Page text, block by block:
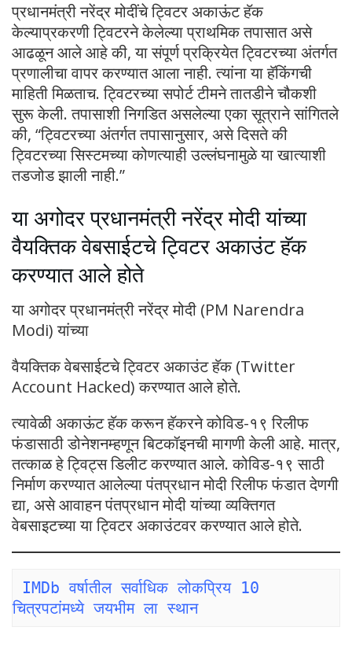
प्रधानमंत्री नरेंद्र मोदींचे ट्विटर अकाऊंट हॅक
केल्याप्रकरणी ट्विटरने केलेल्या प्राथमिक तपासात असे
आढळून आले आहे की, या संपूर्ण प्रक्रियेत ट्विटरच्या अंतर्गत
प्रणालीचा वापर करण्यात आला नाही. त्यांना या हॅकिंगची
माहिती मिळताच. ट्विटरच्या सपोर्ट टीमने तातडीने चौकशी
सुरू केली. तपासाशी निगडित असलेल्या एका सूत्राने सांगितले
की, “ट्विटरच्या अंतर्गत तपासानुसार, असे दिसते की
ट्विटरच्या सिस्टमच्या कोणत्याही उल्लंघनामुळे या खात्याशी
तडजोड झाली नाही.”
या अगोदर प्रधानमंत्री नरेंद्र मोदी यांच्या
वैयक्तिक वेबसाईटचे ट्विटर अकाउंट हॅक
करण्यात आले होते
या अगोदर प्रधानमंत्री नरेंद्र मोदी (PM Narendra
Modi) यांच्या
वैयक्तिक वेबसाईटचे ट्विटर अकाउंट हॅक (Twitter
Account Hacked) करण्यात आले होते.
त्यावेळी अकाऊंट हॅक करून हॅकरने कोविड-१९ रिलीफ
फंडासाठी डोनेशनम्हणून बिटकॉइनची मागणी केली आहे. मात्र,
तत्काळ हे ट्विट्स डिलीट करण्यात आले. कोविड-१९ साठी
निर्माण करण्यात आलेल्या पंतप्रधान मोदी रिलीफ फंडात देणगी
द्या, असे आवाहन पंतप्रधान मोदी यांच्या व्यक्तिगत
वेबसाइटच्या या ट्विटर अकाउंटवर करण्यात आले होते.
IMDb वर्षातील सर्वाधिक लोकप्रिय 10
चित्रपटांमध्ये जयभीम ला स्थान